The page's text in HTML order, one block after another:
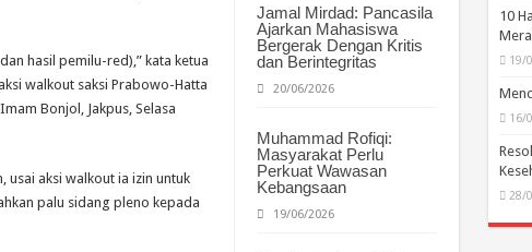
Jamal Mirdad: Pancasila
Ajarkan Mahasiswa
Bergerak Dengan Kritis
dan Berintegritas
20/06/2026
Muhammad Rofiqi:
Masyarakat Perlu
Perkuat Wawasan
Kebangsaan
19/06/2026
hasil pemilu-red),” kata ketua
walkout saksi Prabowo-Hatta
Bonjol, Jakpus, Selasa
usai aksi walkout ia izin untuk
palu sidang pleno kepada
10
19/
16/
28/